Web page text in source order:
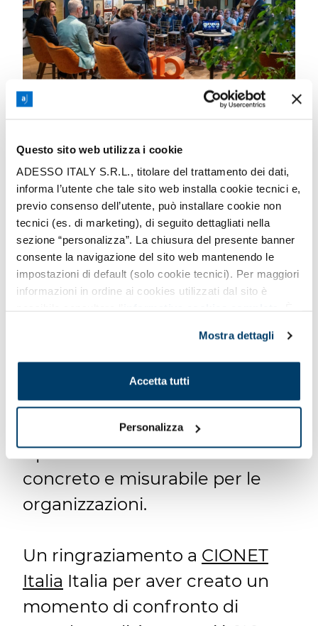
Questo sito web utilizza i cookie
ADESSO ITALY S.R.L., titolare del trattamento dei dati,
informa l’utente che tale sito web installa cookie tecnici e,
previo consenso dell’utente, può installare cookie non
tecnici (es. di marketing), di seguito dettagliati nella
sezione “personalizza”. La chiusura del presente banner
consente la navigazione del sito web mantenendo le
impostazioni di default (solo cookie tecnici). Per maggiori
informazioni in ordine ai cookies utilizzati dal sito è
seguito mediante il pulsante presente a sinistra in basso,
della pagina web.
Mostra dettagli
Accetta tutti
Personalizza
Comeadesso.it, affrontiamo
questa evoluzione attraverso
un percorso strutturato che
unisce upskilling continuo delle
persone, integrazione
puntuale degli impatti lungo
l’intera catena del valore, con
un obiettivo chiaro: trasformare
il potenziale dell’AI in valore
concreto e misurabile per le
organizzazioni.
Un ringraziamento a CIONET
Italia Italia per aver creato un
momento di confronto di